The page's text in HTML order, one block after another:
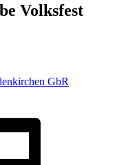
Volksfest
GbR